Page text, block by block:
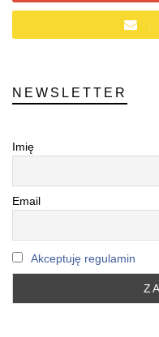
NEWSLETTER
Imię
Email
Akceptuję regulamin